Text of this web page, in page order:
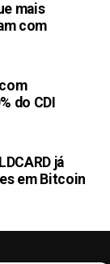
mais
com
do CDI
já
em Bitcoin